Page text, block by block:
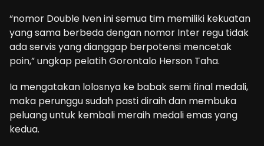
“nomor Double Iven ini semua tim memiliki kekuatan
yang sama berbeda dengan nomor Inter regu tidak
ada servis yang dianggap berpotensi mencetak
poin,” ungkap pelatih Gorontalo Herson Taha.
Ia mengatakan lolosnya ke babak semi final medali,
maka perunggu sudah pasti diraih dan membuka
peluang untuk kembali meraih medali emas yang
kedua.